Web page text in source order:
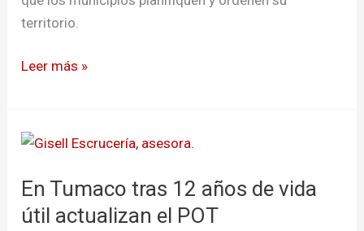
territorio.
Leer más »
En Tumaco tras 12 años de vida
útil actualizan el POT
En
tras
12